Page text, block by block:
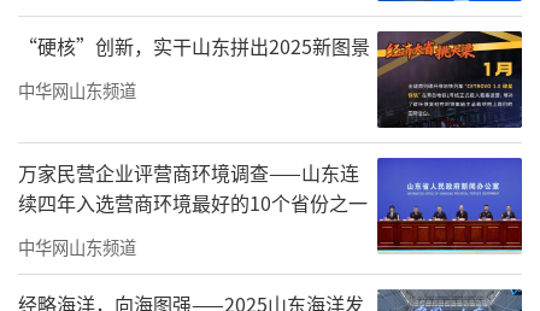
学国际事务部党支部参加学习活动。
“硬核”创新，实干山东拼出2025新图景
中华网山东频道
万家民营企业评营商环境调查——山东连
续四年入选营商环境最好的10个省份之一
中华网山东频道
经略海洋，向海图强——2025山东海洋发